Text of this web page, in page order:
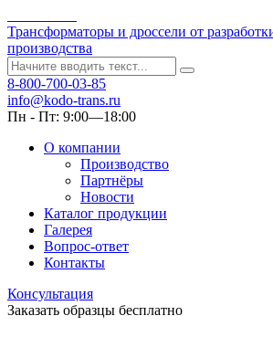
Трансформаторы и дроссели от
производства
8-800-700-03-85
info@kodo-trans.ru
Пн - Пт: 9:00—18:00
О компании
Производство
Партнёры
Новости
Каталог продукции
Галерея
Вопрос-ответ
Контакты
Консультация
Заказать образцы бесплатно